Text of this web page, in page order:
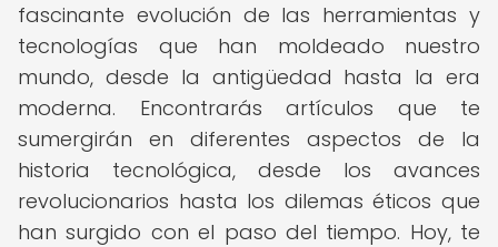
fascinante evolución de las herramientas y
tecnologías que han moldeado nuestro
mundo, desde la antigüedad hasta la era
moderna. Encontrarás artículos que te
sumergirán en diferentes aspectos de la
historia tecnológica, desde los avances
revolucionarios hasta los dilemas éticos que
han surgido con el paso del tiempo. Hoy, te